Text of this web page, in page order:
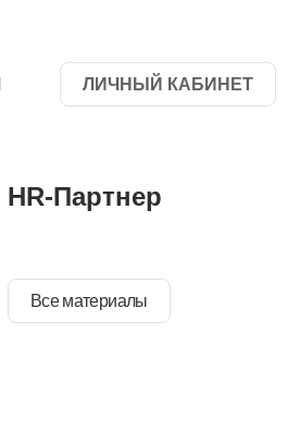
ЛИЧНЫЙ КАБИНЕТ
HR-Партнер
Все материалы